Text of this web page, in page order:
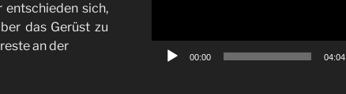
sich,
das Gerüst zu
an der
00:00 04:04